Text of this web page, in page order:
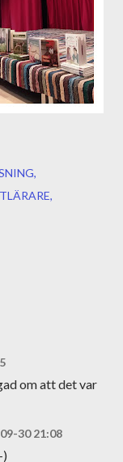
om att det var
30 21:08